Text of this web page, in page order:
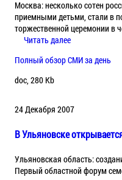
Москва: несколько сотен
приемными детьми, стали в
торжественной церемонии в
Читать далее
Полный обзор СМИ за день
doc, 280 Kb
24 Декабря 2007
В Ульяновске
Ульяновская область:
Первый областной форум